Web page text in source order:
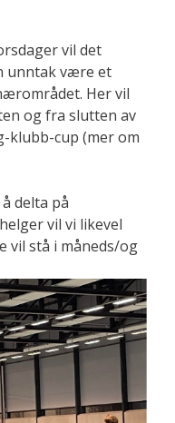
vil det
unntak være et
Her vil
og fra slutten av
klubb-cup (mer om
delta på
vil vi likevel
vil stå i måneds/og